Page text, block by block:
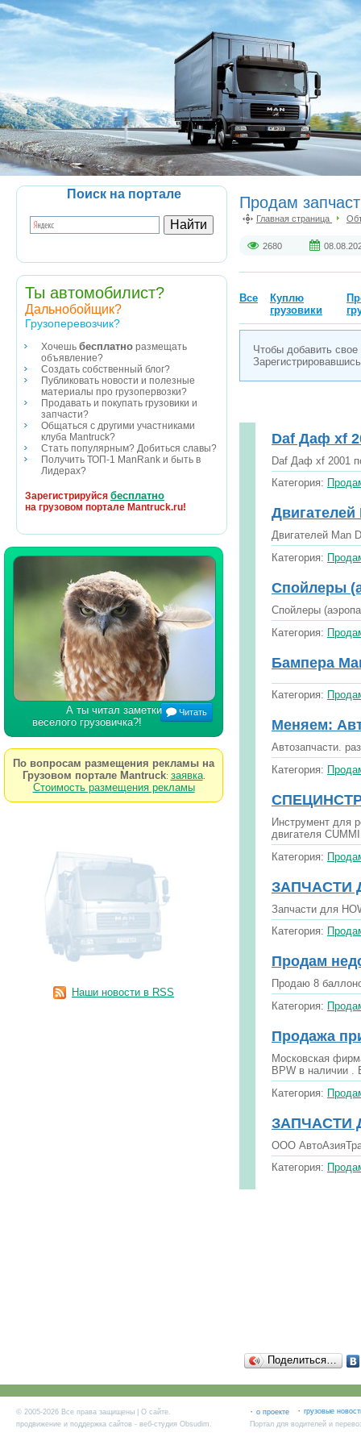
Поиск на портале
Ты автомобилист?
Дальнобойщик?
Грузоперевозчик?
Хочешь бесплатно размещать
объявление?
Создать собственный блог?
Публиковать новости и полезные
материалы про грузопервозки?
Продавать и покупать грузовики и
запчасти?
Общаться с другими участниками
клуба Mantruck?
Стать популярным? Добиться славы?
Получить ТОП-1 ManRank и быть в
Лидерах?
Зарегистрируйся бесплатно
на грузовом портале Mantruck.ru!
А ты читал заметки
веселого грузовичка?!
Читать
По вопросам размещения рекламы на
Грузовом портале Mantruck: заявка.
Стоимость размещения рекламы
Наши новости в RSS
Продам
Главная страница
2680
Все
Куплю
грузовики
Чтобы добавить
Daf Даф xf
Daf Даф xf 2001
Категория:
Двигателей
Двигателей Man
Категория:
Спойлеры
Спойлеры
Категория:
Бампера
Категория:
Меняем:
Автозапчасти.
Категория:
Инструмент для
двигателя
Категория:
ЗАПЧАСТИ
Запчасти для
Категория:
Продам
Продаю 8
Категория:
Продажа
Московская
BPW в наличии .
Категория:
ЗАПЧАСТИ
ООО
Категория:
Поделиться…
© 2005-2026 Все права защищены | О сайте.
продвижение и поддержка сайтов - веб-студия Obsudim.
· о проекте · грузовые
Портал для водителей и